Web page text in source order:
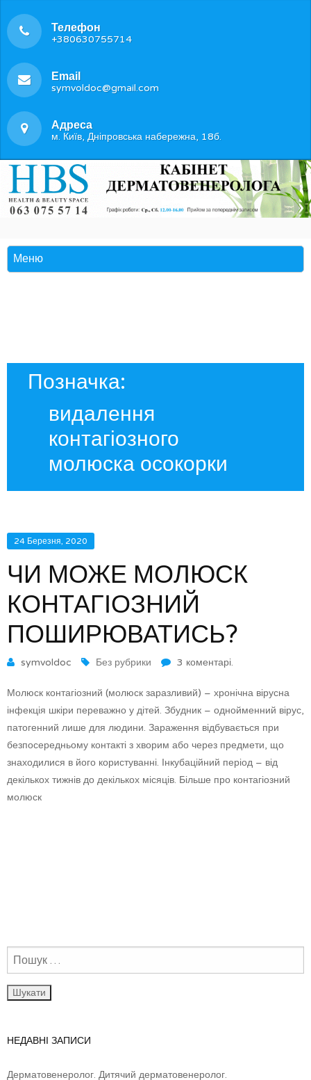
Телефон
+380630755714
Email
symvoldoc@gmail.com
Адреса
м. Київ, Дніпровська набережна, 18б.
Позначка:
видалення
контагіозного
молюска осокорки
24 Березня, 2020
ЧИ МОЖЕ МОЛЮСК
КОНТАГІОЗНИЙ
ПОШИРЮВАТИСЬ?
symvoldoc Без рубрики 3 коментарі.
Молюск контагіозний (молюск заразливий) – хронічна вірусна
інфекція шкіри переважно у дітей. Збудник – однойменний вірус,
патогенний лише для людини. Зараження відбувається при
безпосередньому контакті з хворим або через предмети, що
знаходилися в його користуванні. Інкубаційний період – від
декількох тижнів до декількох місяців. Більше про контагіозний
молюск
НЕДАВНІ ЗАПИСИ
Дерматовенеролог. Дитячий дерматовенеролог.